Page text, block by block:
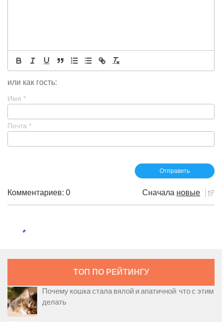
или как гость:
Имя *
Почта *
Комментариев: 0 Сначала новые
ТОП ПО РЕЙТИНГУ
Почему кошка стала вялой и апатичной: что с этим
делать